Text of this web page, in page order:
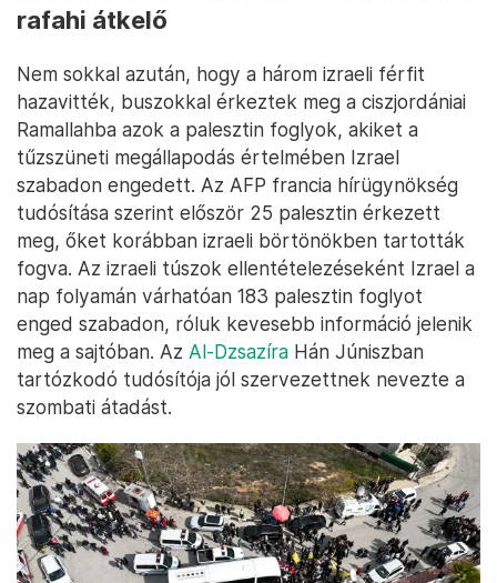
rafahi átkelő
Nem sokkal azután, hogy a három izraeli férfit
hazavitték, buszokkal érkeztek meg a ciszjordániai
Ramallahba azok a palesztin foglyok, akiket a
tűzszüneti megállapodás értelmében Izrael
szabadon engedett. Az AFP francia hírügynökség
tudósítása szerint először 25 palesztin érkezett
meg, őket korábban izraeli börtönökben tartották
fogva. Az izraeli túszok ellentételezéseként Izrael a
nap folyamán várhatóan 183 palesztin foglyot
enged szabadon, róluk kevesebb információ jelenik
meg a sajtóban. Az Al-Dzsazíra Hán Júniszban
tartózkodó tudósítója jól szervezettnek nevezte a
szombati átadást.